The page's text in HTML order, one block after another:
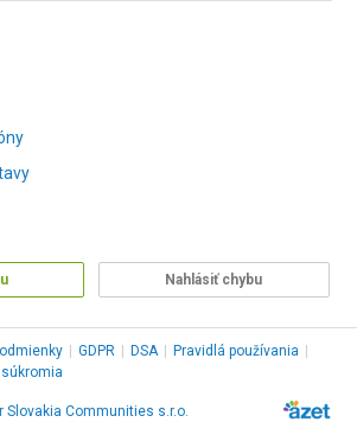
Nahlásiť chybu
GDPR DSA Pravidlá používania
Slovakia Communities s.r.o.